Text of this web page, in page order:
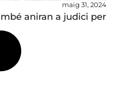
maig 31, 2024
aniran a judici per